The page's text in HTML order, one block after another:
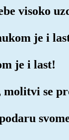
visoko
je i
je i last!
molitvi se